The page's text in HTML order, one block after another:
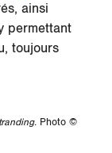
ainsi
permettant
toujours
Photo ©